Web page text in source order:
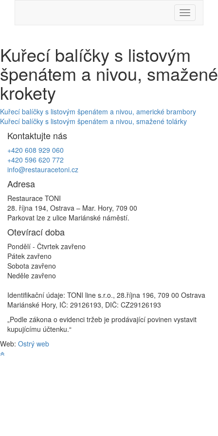
content
Menu
Kuřecí balíčky s listovým
špenátem a nivou, smažené
krokety
Navigace
pro
příspěvek
Kuřecí balíčky s listovým špenátem a nivou, americké brambory
Kuřecí balíčky s listovým špenátem a nivou, smažené tolárky
Kontaktujte nás
+420 608 929 060
+420 596 620 772
info@restauracetoni.cz
Adresa
Restaurace TONI
28. října 194, Ostrava – Mar. Hory, 709 00
Parkovat lze z ulice Mariánské náměstí.
Otevírací doba
Pondělí - Čtvrtek zavřeno
Pátek zavřeno
Sobota zavřeno
Neděle zavřeno
Identifikační údaje: TONI line s.r.o., 28.října 196, 709 00 Ostrava
Mariánské Hory, IČ: 29126193, DIČ: CZ29126193
„Podle zákona o evidenci tržeb je prodávající povinen vystavit
kupujícímu účtenku.“
Web: Ostrý web